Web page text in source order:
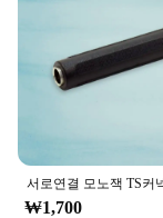
you to focus
without any
wholesale
for vendors
connectivity
**Adaptable
The 55잭
₩1,700